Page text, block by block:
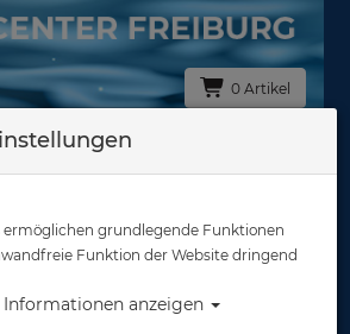
0 Artikel
Zurück
ermöglichen grundlegende Funktionen
Funktion der Website dringend
Informationen anzeigen